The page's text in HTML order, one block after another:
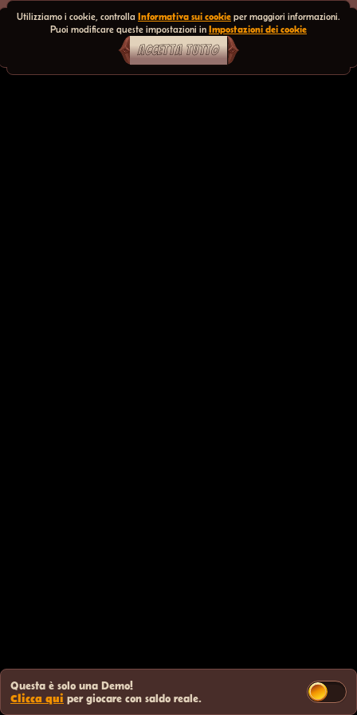
Questa è solo una Demo!
Clicca qui per giocare con saldo reale.
Utilizziamo i cookie, controlla Informativa sui cookie per maggiori informazioni.
Puoi modificare queste impostazioni in Impostazioni dei cookie
ACCETTA TUTTO